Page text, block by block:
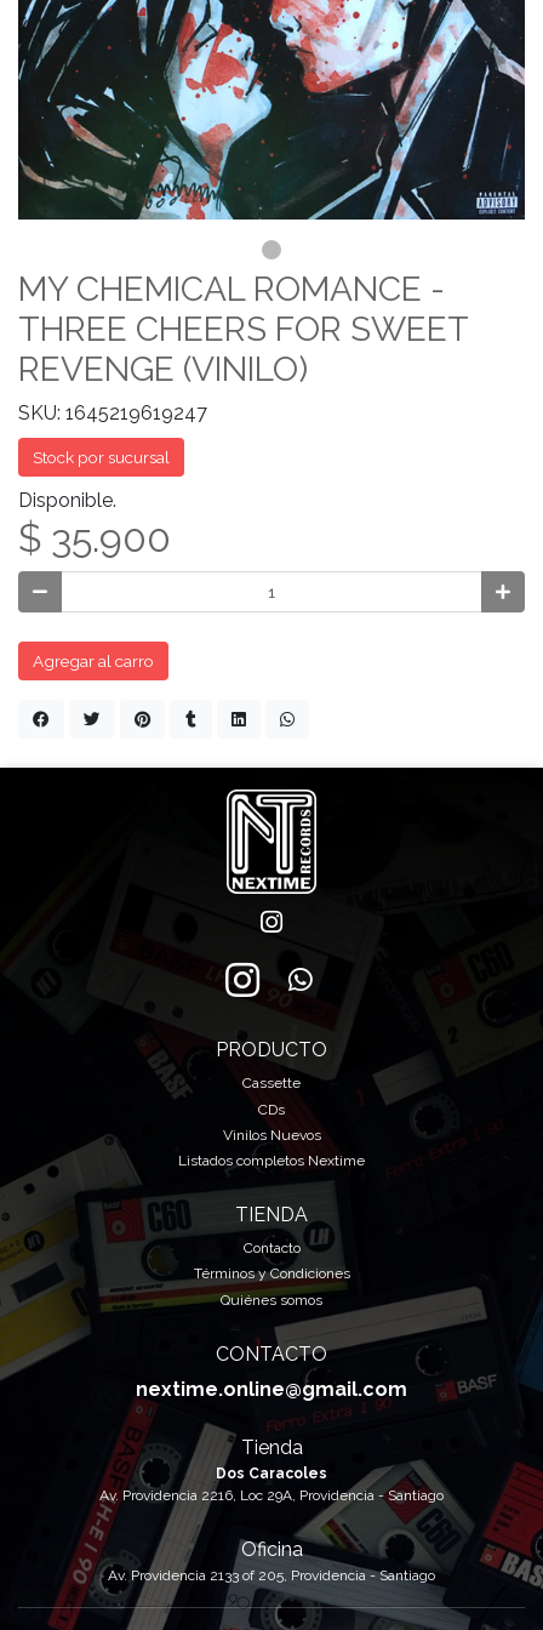
MY CHEMICAL ROMANCE -
THREE CHEERS FOR SWEET
REVENGE (VINILO)
SKU: 1645219619247
Stock por sucursal
Disponible.
$ 35.900
Agregar al carro
PRODUCTO
Cassette
CDs
Vinilos Nuevos
Listados completos Nextime
TIENDA
Contacto
Términos y Condiciones
Quiénes somos
CONTACTO
nextime.online@gmail.com
Tienda
Dos Caracoles
Av. Providencia 2216, Loc 29A, Providencia - Santiago
Oficina
Av. Providencia 2133 of 205, Providencia - Santiago